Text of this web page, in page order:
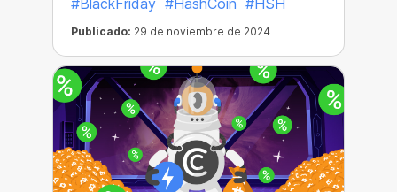
celebramos el Black Friday en el País
de las Maravillas!
#BlackFriday #HashCoin #HSH
Publicado: 29 de noviembre de 2024